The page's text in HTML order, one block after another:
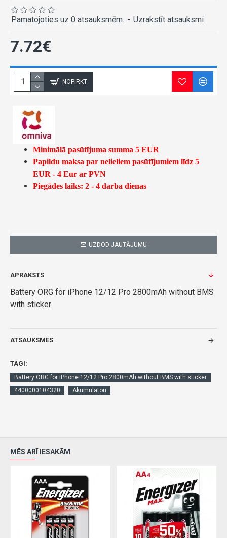
Pamatojoties uz 0 atsauksmēm. - Uzrakstīt atsauksmi
7.72€
NOPIRKT
Minimālā pasūtījuma summa 5 EUR
Papildu maksa par nelieliem pasūtījumiem līdz 5
EUR - 4 Eur ar PVN
Piegādes laiks: 2 - 4 darba dienas
UZDOD JAUTĀJUMU
APRAKSTS
Battery ORG for iPhone 12/12 Pro 2800mAh without BMS
with sticker
ATSAUKSMES
TAGI:
Battery ORG for iPhone 12/12 Pro 2800mAh without BMS with sticker
4400000104320
Akumulatori
MĒS ARĪ IESAKĀM